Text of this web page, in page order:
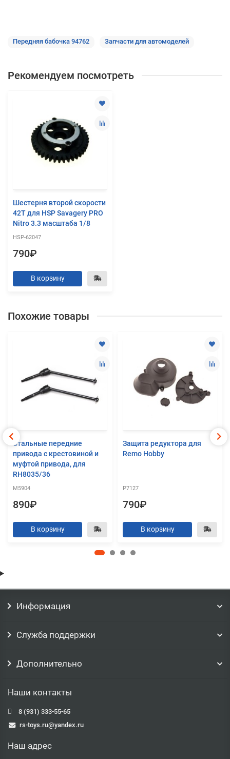
Передняя бабочка 94762 Запчасти для автомоделей
Рекомендуем посмотреть
Шестерня второй скорости
42T для HSP Savagery PRO
Nitro 3.3 масштаба 1/8
HSP-62047
790₽
В корзину
Похожие товары
Стальные передние
привода с крестовиной и
муфтой привода, для
RH8035/36
M5904
890₽
В корзину
Защита редуктора для
Remo Hobby
P7127
790₽
В корзину
Информация
Служба поддержки
Дополнительно
Наши контакты
8 (931) 333-55-65
rs-toys.ru@yandex.ru
Наш адрес